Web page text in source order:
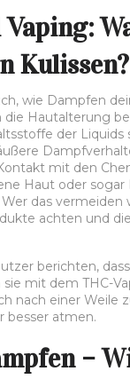
Kulissen?
wie Dampfen
die Hautalterung
der Liquids
mit den
Haut oder
das vermeiden
achten und
berichten,
mit dem THC-
nach einer Weile
besser atmen.
–